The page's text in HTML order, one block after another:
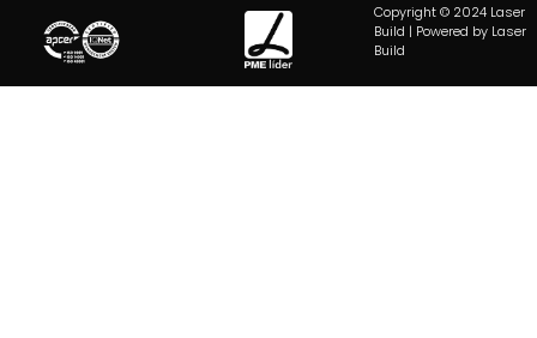
Copyright © 2024 Laser
Build | Powered by Laser
Build